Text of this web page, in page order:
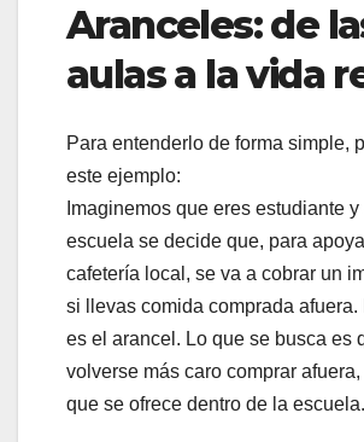
Aranceles: de
aulas a la vida
Para entenderlo de forma simple,
este ejemplo:
Imaginemos que eres estudiante y
escuela se decide que, para
cafetería local, se va a cobrar un
si llevas comida comprada afuera.
es el arancel. Lo que se busca es
volverse más caro comprar
que se ofrece dentro de la escuela.